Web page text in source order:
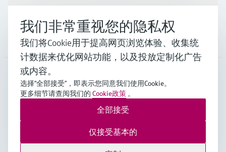
公司
CHN•中文
Endress+Hauser Group Services AG ©版权所有
数据保护通用条款与条件规范及营业执照
我们非常重视您的隐私权
我们将Cookie用于提高网页浏览体验、收集统
计数据来优化网站功能，以及投放定制化广告
或内容。
选择“全部接受”，即表示您同意我们使用Cookie。
更多细节请查阅我们的 Cookie政策 。
仅接受基本的
全部接受